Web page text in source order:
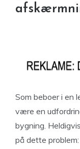
Som beboer i en
være en
bygning.
på dette